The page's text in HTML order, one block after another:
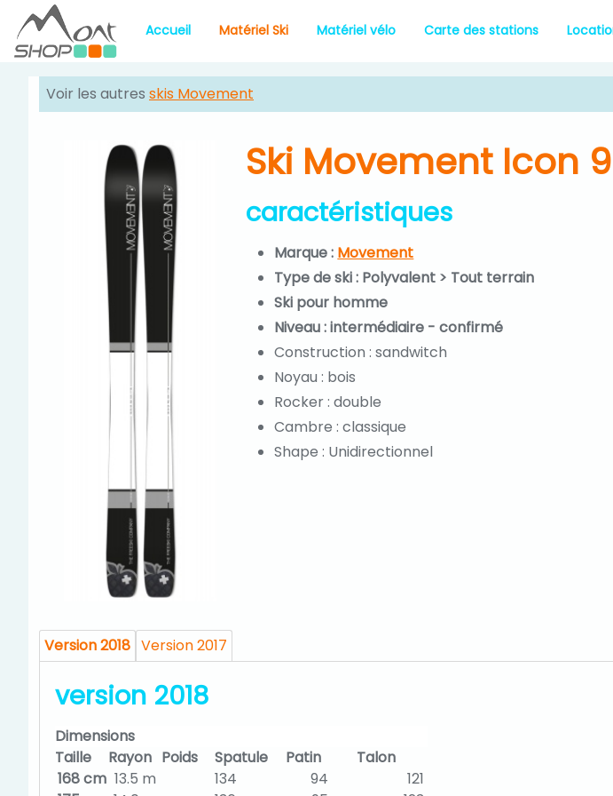
Accueil Matériel Ski Matériel vélo Carte des stations
Voir les autres skis Movement
Ski Movement Icon
caractéristiques
Marque : Movement
Type de ski : Polyvalent > Tout terrain
Ski pour homme
Niveau : intermédiaire - confirmé
Construction : sandwitch
Noyau : bois
Rocker : double
Cambre : classique
Shape : Unidirectionnel
Version 2018 Version 2017
version 2018
Dimensions
Taille
Rayon Poids Spatule Patin
Talon
168 cm 13.5 m 134 94
121